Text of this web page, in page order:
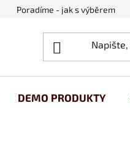
Poradíme - jak s výběrem
DEMO PRODUKTY